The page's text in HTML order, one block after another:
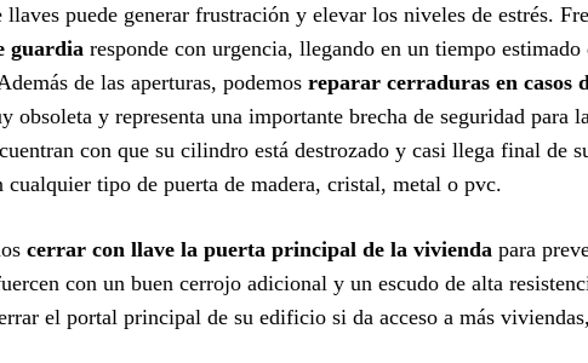
puede generar frustración y elevar los niveles de estrés.
guardia responde con urgencia, llegando en un tiempo
de las aperturas, podemos reparar cerraduras en casos
obsoleta y representa una importante brecha de seguridad
con que su cilindro está destrozado y casi llega final de
cualquier tipo de puerta de madera, cristal, metal o pvc.
cerrar con llave la puerta principal de la vivienda para
con un buen cerrojo adicional y un escudo de alta
el portal principal de su edificio si da acceso a más